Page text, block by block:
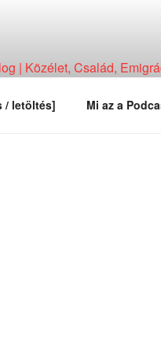
| Közélet, Család,
/ letöltés] Mi az a